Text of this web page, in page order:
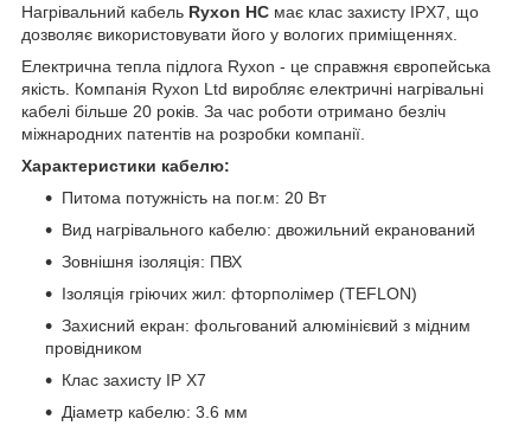
Нагрівальний кабель Ryxon НС має клас захисту IPX7, що
дозволяє використовувати його у вологих приміщеннях.
Електрична тепла підлога Ryxon - це справжня європейська
якість. Компанія Ryxon Ltd виробляє електричні нагрівальні
кабелі більше 20 років. За час роботи отримано безліч
міжнародних патентів на розробки компанії.
Характеристики кабелю:
Питома потужність на пог.м: 20 Вт
Вид нагрівального кабелю: двожильний екранований
Зовнішня ізоляція: ПВХ
Ізоляція гріючих жил: фторполімер (TEFLON)
Захисний екран: фольгований алюмінієвий з мідним
провідником
Клас захисту IP X7
Діаметр кабелю: 3.6 мм